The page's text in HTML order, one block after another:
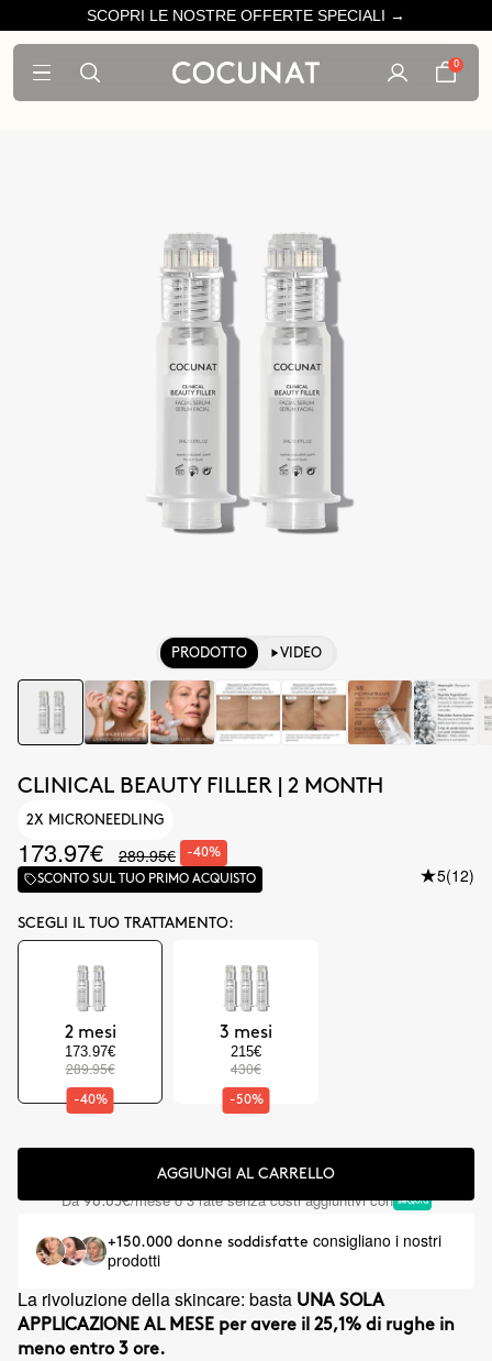
SCOPRI LE NOSTRE OFFERTE SPECIALI →
0
PRODOTTO VIDEO
CLINICAL BEAUTY FILLER | 2 MONTH
2X MICRONEEDLING
173.97€ 289.95€ -40%
SCONTO SUL TUO PRIMO ACQUISTO 5(12)
SCEGLI IL TUO TRATTAMENTO:
2 mesi
173.97€
289.95€
-40%
3 mesi
215€
430€
-50%
AGGIUNGI AL CARRELLO
Da96.65€/mese o 3 rate senza costi aggiuntivi con
+150.000 donne soddisfatte consigliano i nostri
prodotti
La rivoluzione della skincare: basta UNA SOLA
APPLICAZIONE AL MESE per avere il 25,1% di rughe in
meno entro 3 ore.